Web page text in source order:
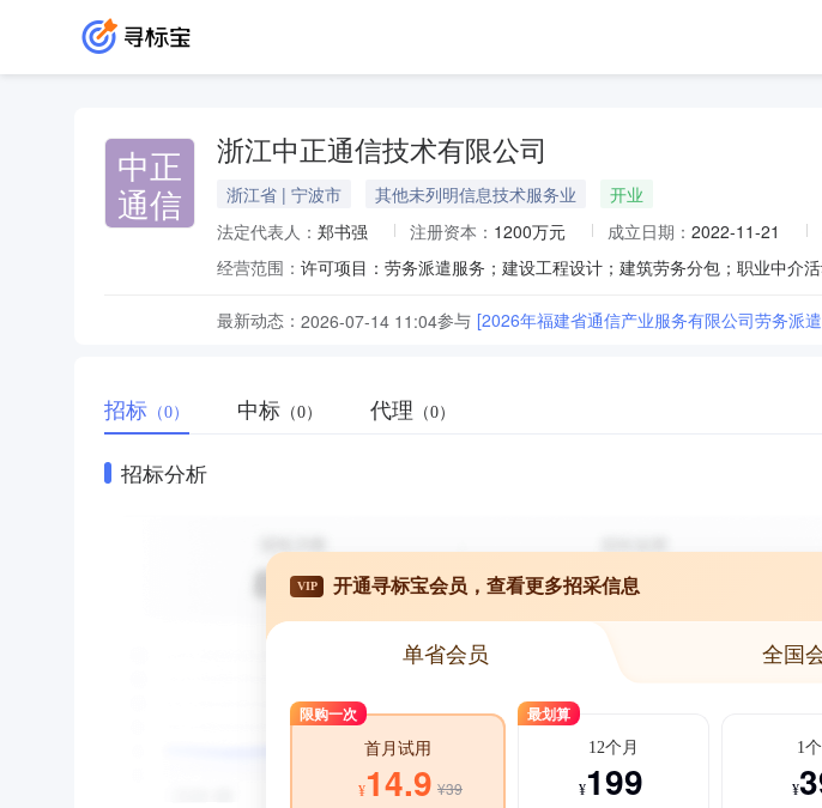
中正
通信
浙江中正通信技术有限公司
浙江省 | 宁波市 其他未列明信息技术服务业
开业
法定代表人： 郑书强 注册资本： 1200万元 成立日期： 2022-11-21
经营范围：
最新动态： 2026-07-14 11:04参与 [2026年福建省通信产业服务有限公司劳务派
招标 （0） 中标 （0） 代理 （0）
招标分析
VIP 开通寻标宝会员，查看更多招采信息
单省会员 全国
限购一次
首月试用
¥14.9 ¥39
最划算
12个月
¥199
1
¥